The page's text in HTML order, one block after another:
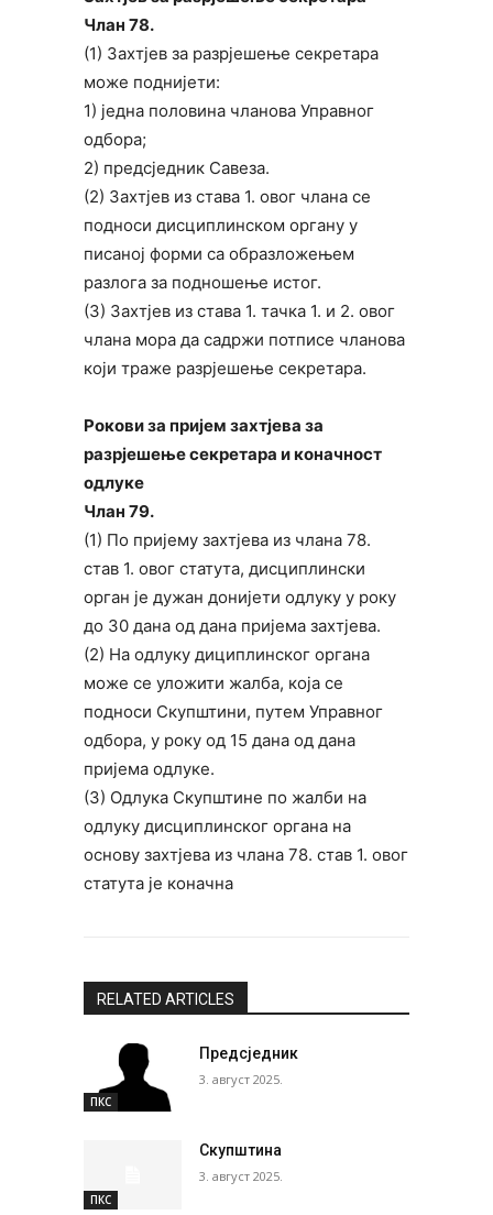
Члан 78.
(1) Захтјев за разрјешење секретара
може поднијети:
1) једна половина чланова Управног
одбора;
2) предсједник Савеза.
(2) Захтјев из става 1. овог члана се
подноси дисциплинском органу у
писаној форми са образложењем
разлога за подношење истог.
(3) Захтјев из става 1. тачка 1. и 2. овог
члана мора да садржи потписе чланова
који траже разрјешење секретара.
Рокови за пријем захтјева за
разрјешење секретара и коначност
одлуке
Члан 79.
(1) По пријему захтјева из члана 78.
став 1. овог статута, дисциплински
орган је дужан донијети одлуку у року
до 30 дана од дана пријема захтјева.
(2) На одлуку дициплинског органа
може се уложити жалба, која се
подноси Скупштини, путем Управног
одбора, у року од 15 дана од дана
пријема одлуке.
(3) Одлука Скупштине по жалби на
одлуку дисциплинског органа на
основу захтјева из члана 78. став 1. овог
статута је коначна
RELATED ARTICLES
ПКС
Предсједник
3. август 2025.
ПКС
Скупштина
3. август 2025.